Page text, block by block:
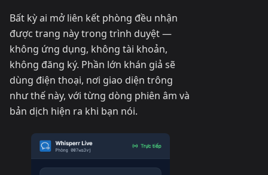
Bất kỳ ai mở liên kết phòng đều nhận
được trang này trong trình duyệt —
không ứng dụng, không tài khoản,
không đăng ký. Phần lớn khán giả sẽ
dùng điện thoại, nơi giao diện trông
như thế này, với từng dòng phiên âm và
bản dịch hiện ra khi bạn nói.